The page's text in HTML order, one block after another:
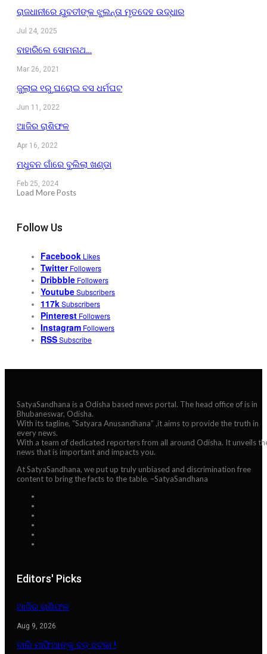
ରାଜଧାନୀରେ ଯୁବତୀଙ୍କ ଝୁଲନ୍ତା ମୃତଦେହ ଉଦ୍ଧାର
Jul 24, 2025
ବାହାରିଲେ ସୋମନାଥ…
Mar 26, 2021
ଜୁଲାଇ ୧ରୁ ଘରୋଇ ବସ ଧର୍ମଘଟ
Jun 11, 2022
ଆଜିର ରାଶିଫଳ
Apr 16, 2022
ମଧୁବନ ଗାଁରେ ବୁଲିଲା ଖଣ୍ଡା
Feb 25, 2024
Load More Posts
Follow Us
Facebook Likes
Twitter Followers
Dribbble Followers
YoutubeSubscribers
117kSubscribers
Pinterest Followers
Instagram Followers
RSSSubscribe
SatyaSandhana is a Odisha based news portal. The head office of is in
Bhubaneswar, Odisha.
With its tagline, “Satyara Anusandhana” ,it aims to provide the truth in
every news.
With a team of dedicated reporters from all around Odisha. It unveils
news that is important and impacts you.
At SatyaSandhana, we put up truly unbiased and discrimination free
content to bring the facts to the table. –SatyaSandhana
Editors' Picks
ଆଜିର ରାଶିଫଳ
Aug 9, 2026
ବାଲି ମାଫିଆଙ୍କୁ ବଡ଼ ଝଟକା !